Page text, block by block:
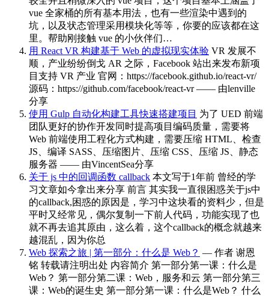
vue 全家桶的所有基本用法，也有一些渲染中遇到的
坑，以及状态管理采用模块化等等，你要的应该都在这
里。帮助刚接触 vue 的小伙伴们…
用 React VR 构建基于 Web 的虚拟现实体验 VR 发展不
顺，产业纷纷倒戈 AR 之际，Facebook 站出来发布新项
目支持 VR 产业 官网：https://facebook.github.io/react-vr/
源码：https://github.com/facebook/react-vr —— 由lenville
分享
使用 Gulp 自动化构建工具快速搭建项目 为了 UED 前端
团队更好的协作开发同时提高项目编码质量，需要将
Web 前端使用工程化方式构建，需要压缩 HTML、检查
JS、编译 SASS、压缩图片、压缩 CSS、压缩 JS、静态
服务器 —— 由VincentSea分享
关于 js 中的回调函数 callback 本文写于1年前 曾经的学
习文章如今拿出来分享 前言 其实我一直很困惑关于js中
的callback,困惑的原因是，学习中这块看的资料少，但是
平时又经常见，偶尔复制一下前人代码，功能实现了也
就不再去追其原由，这么着，这个callback的概念就越来
越混乱，因为你总
Web 探索之旅 | 第一部分：什么是 Web？ — 作者 谢恩
铭 转载请注明出处 内容简介 第一部分第一课：什么是
Web？ 第一部分第二课：Web，服务和云 第一部分第三
课：Web的诞生史 第一部分第一课：什么是Web？ 什么